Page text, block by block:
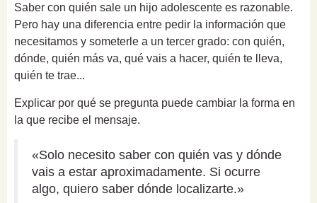
Saber con quién sale un hijo adolescente es razonable.
Pero hay una diferencia entre pedir la información que
necesitamos y someterle a un tercer grado: con quién,
dónde, quién más va, qué vais a hacer, quién te lleva,
quién te trae...
Explicar por qué se pregunta puede cambiar la forma en
la que recibe el mensaje.
«Solo necesito saber con quién vas y dónde
vais a estar aproximadamente. Si ocurre
algo, quiero saber dónde localizarte.»